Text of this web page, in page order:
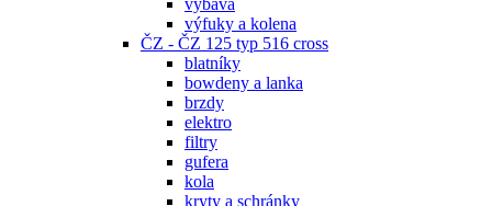
výfuky a kolena
ČZ - ČZ 125 typ 516 cross
blatníky
bowdeny a lanka
brzdy
elektro
filtry
gufera
kola
kryty a schránky